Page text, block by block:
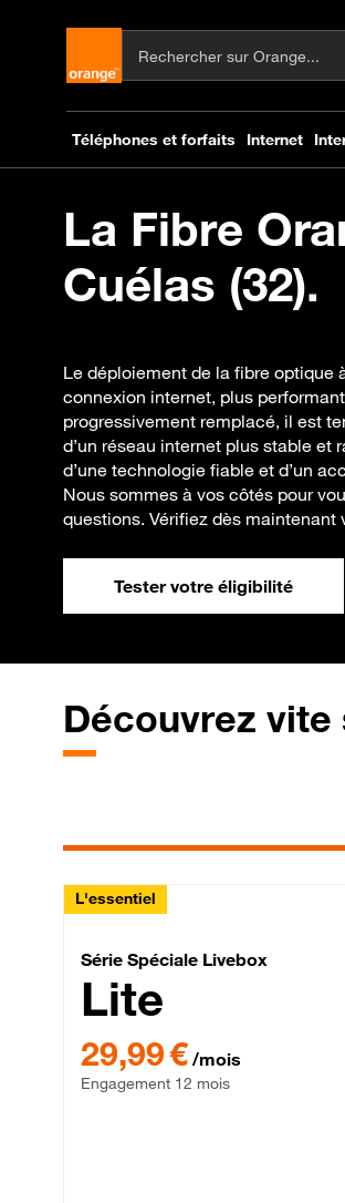
La Fibre
Cuélas (32).
Le déploiement de la fibre optique
connexion internet, plus
progressivement remplacé, il est
d’un réseau internet plus stable et
d’une technologie fiable et d’un
Nous sommes à vos côtés pour
questions. Vérifiez dès
Tester votre éligibilité
Découvrez
L'essentiel
Série Spéciale
Série Spéciale Livebox
Lite
29,99 € par mois , Engagement 12
29,99 € /mois
Engagement 12 mois